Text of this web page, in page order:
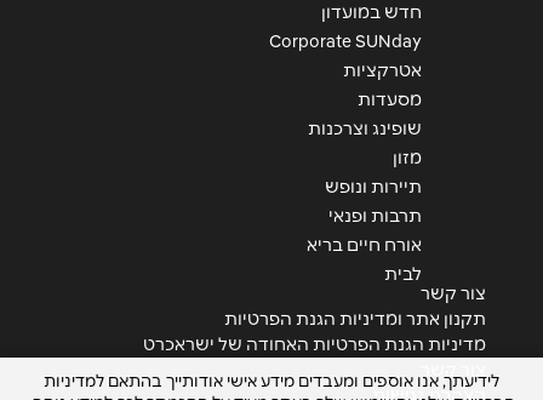
הודעה*
חדש במועדון
Corporate SUNday
אטרקציות
מסעדות
שופינג וצרכנות
מזון
תיירות ונופש
תרבות ופנאי
אורח חיים בריא
לבית
צור קשר
תקנון אתר ומדיניות הגנת הפרטיות
מדיניות הגנת הפרטיות האחודה של ישראכרט
הצהרת נגישות
לידיעתך, אנו אוספים ומעבדים מידע אישי אודותייך בהתאם למדיניות